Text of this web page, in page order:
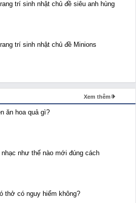
trí sinh nhật chủ đề siêu anh hùng
trí sinh nhật chủ đề Minions
Xem thêm
ăn hoa quả gì?
nhạc như thế nào mới đúng cách
thở có nguy hiểm không?